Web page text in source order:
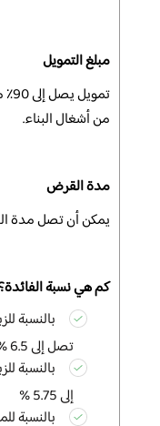
مبلغ التمويل
من أشغال البناء.
مدة القرض
يمكن أنتصل مدة
كم هي نسبة
بالنسبة
تصل إلى 6.5 %
بالنسبة
إلى 5.75 %
بالنسبة